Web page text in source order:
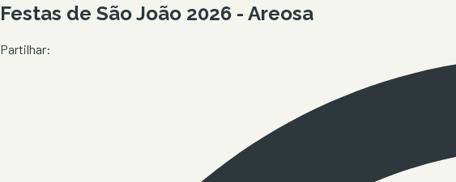
Festas de São João 2026 - Areosa
Partilhar: